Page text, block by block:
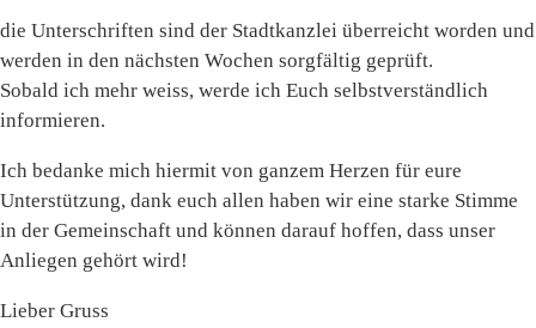
die Unterschriften sind der Stadtkanzlei überreicht worden und
werden in den nächsten Wochen sorgfältig geprüft.
Sobald ich mehr weiss, werde ich Euch selbstverständlich
informieren.
Ich bedanke mich hiermit von ganzem Herzen für eure
Unterstützung, dank euch allen haben wir eine starke Stimme
in der Gemeinschaft und können darauf hoffen, dass unser
Anliegen gehört wird!
Lieber Gruss